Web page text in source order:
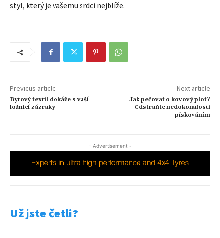
styl, který je vašemu srdci nejblíže.
Previous article
Bytový textil dokáže s vaší
ložnicí zázraky
Next article
Jak pečovat o kovový plot?
Odstraňte nedokonalosti
pískováním
- Advertisement -
Už jste četli?